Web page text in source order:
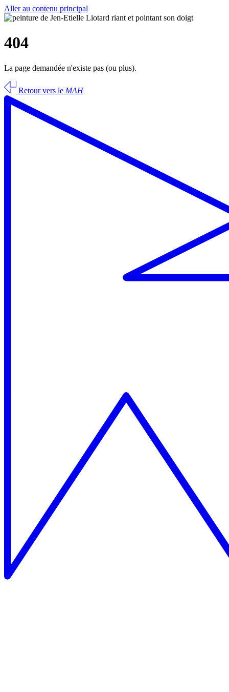
Aller au contenu principal
404
La page demandée n'existe pas (ou plus).
Retour vers le MAH